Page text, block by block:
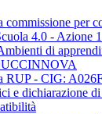
commissione per
4.0 - Azione
di
RUP - CIG:
e dichiarazione di